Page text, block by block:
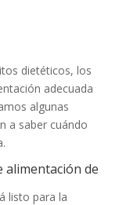
dietéticos, los
adecuada
algunas
a saber cuándo
alimentación de
listo para la